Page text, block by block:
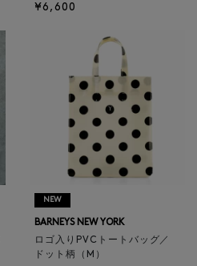
¥6,600
NEW
BARNEYS NEW YORK
ロゴ入りPVCトートバッグ／
ドット柄（M）